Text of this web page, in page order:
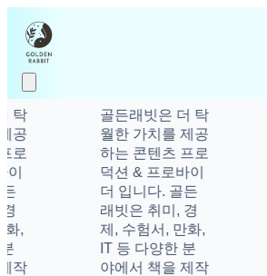
탁
공
로
,
작
골든래빗은 더 탁
월한 가치를 제공
하는 콘텐츠 프로
덕션 & 프로바이
더 입니다. 골든
래빗은 취미, 경
제, 수험서, 만화,
IT 등 다양한 분
야에서 책을 제작